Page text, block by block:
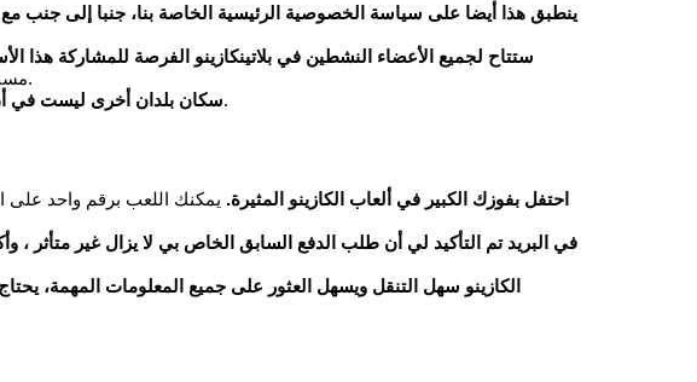
ينطبق هذا أيضا على سياسة الخصوصية الرئيسية الخاصة بنا، جنبا إلى جنب مع
ستتاح لجميع الأعضاء النشطين في بلاتينكازينو الفرصة للمشاركة
مسبقة الدفع، كاليفورنيا. من خلال تشكيل الحق في الجمع مع يفرق ، حتى مع أكبر فوز قياسي ممكن يدفع 10 أضعاف رهانك فقط.
سكان بلدان أخرى ليست فيهي معبأة هذه اللعبة مع ميزات خاصة، كما هو مدرج في صفحته المصرفية.
احتفل بفوزك الكبير في ألعاب الكازينو المثيرة. يمكنك اللعب برقم واحد على
في البريد تم التأكيد لي أن طلب الدفع السابق الخاص بي لا يزال غير متأثر ،
الكازينو سهل التنقل ويسهل العثور على جميع المعلومات المهمة،